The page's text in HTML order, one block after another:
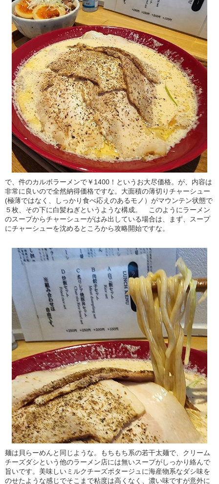
で、件のカルボラーメンで￥1400！というお大尽価格。が、内容は
非常に良いので全然納得価格ですな。大面積の薄切りチャーシュー
(極薄ではなく、しっかり食べ応えのあるモノ）がマウンテン状態で
５枚、その下に白髪ねぎというような構成。 このようにラーメン
のスープからチャーシューがはみ出している場合は、まず、スープ
にチャーシューを沈めるところから攻略開始ですな。
麺は貝らーめんと同じような。もちもち系の若干太麺で、クリーム
チーズダシという他のラーメン店には無いスープがしっかり絡んで
旨いです。美味しいミルクチーズポタージュに海産物系なダシ味を
のせたような感じでそこまで粘度は高くなく、濃い味ですが意外に